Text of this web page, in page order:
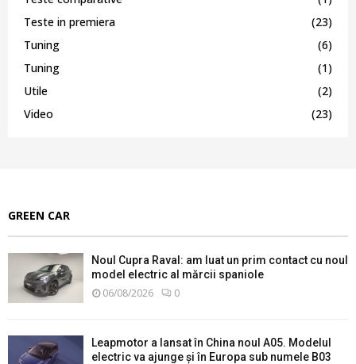
Teste in premiera
(23)
Tuning
(6)
Tuning
(1)
Utile
(2)
Video
(23)
GREEN CAR
Noul Cupra Raval: am luat un prim contact cu noul
model electric al mărcii spaniole
06/08/2026 0
Leapmotor a lansat în China noul A05. Modelul
electric va ajunge și în Europa sub numele B03